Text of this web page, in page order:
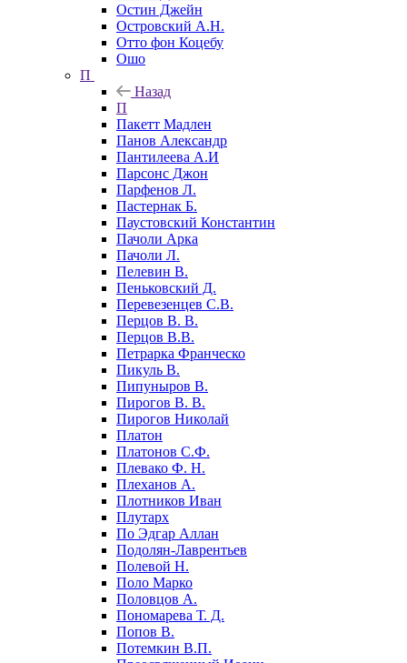
Остин Джейн
Островский А.Н.
Отто фон Коцебу
Ошо
П
Назад
П
Пакетт Мадлен
Панов Александр
Пантилеева А.И
Парсонс Джон
Парфенов Л.
Пастернак Б.
Паустовский Константин
Пачоли Арка
Пачоли Л.
Пелевин В.
Пеньковский Д.
Перевезенцев С.В.
Перцов В. В.
Перцов В.В.
Петрарка Франческо
Пикуль В.
Пипуныров В.
Пирогов В. В.
Пирогов Николай
Платон
Платонов С.Ф.
Плевако Ф. Н.
Плеханов А.
Плотников Иван
Плутарх
По Эдгар Аллан
Подолян-Лаврентьев
Полевой Н.
Поло Марко
Половцов А.
Пономарева Т. Д.
Попов В.
Потемкин В.П.